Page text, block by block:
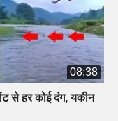
08:38
से हर कोई दंग, यकीन